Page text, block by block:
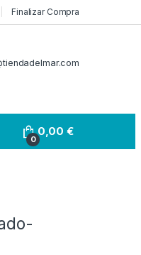
Finalizar Compra
0
0,00€